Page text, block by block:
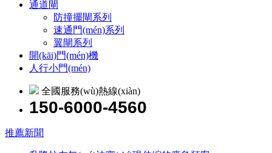
通道閘
防撞擺閘系列
速通門(mén)系列
翼閘系列
開(kāi)門(mén)機
人行小門(mén)
全國服務(wù)熱線(xiàn)
150-6000-4560
推薦新聞